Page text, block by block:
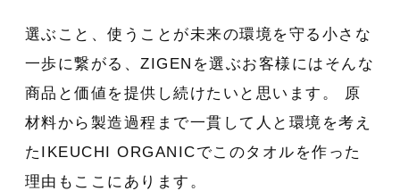
選ぶこと、使うことが未来の環境を守る小さな
一歩に繋がる、ZIGENを選ぶお客様にはそんな
商品と価値を提供し続けたいと思います。 原
材料から製造過程まで一貫して人と環境を考え
たIKEUCHI ORGANICでこのタオルを作った
理由もここにあります。